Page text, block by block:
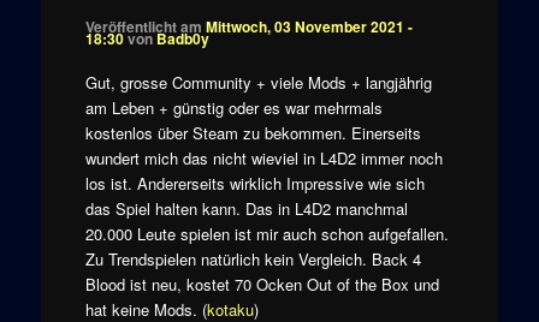
Veröffentlicht am Mittwoch, 03 November 2021 -
18:30vonBadb0y
Gut, grosse Community + viele Mods + langjährig
am Leben + günstig oder es war mehrmals
kostenlos über Steam zu bekommen. Einerseits
wundert mich das nicht wieviel in L4D2 immer noch
los ist. Andererseits wirklich Impressive wie sich
das Spiel halten kann. Das in L4D2 manchmal
20.000 Leute spielen ist mir auch schon aufgefallen.
Zu Trendspielen natürlich kein Vergleich. Back 4
Blood ist neu, kostet 70 Ocken Out of the Box und
hat keine Mods. (kotaku)